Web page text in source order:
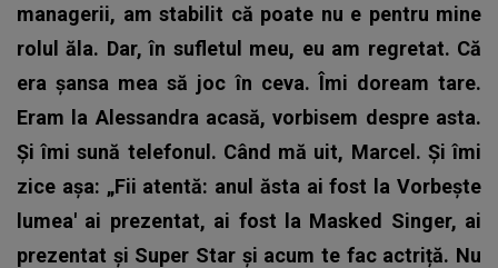
managerii, am stabilit că poate nu e pentru mine
rolul ăla. Dar, în sufletul meu, eu am regretat. Că
era șansa mea să joc în ceva. Îmi doream tare.
Eram la Alessandra acasă, vorbisem despre asta.
Și îmi sună telefonul. Când mă uit, Marcel. Și îmi
zice așa: „Fii atentă: anul ăsta ai fost la Vorbește
lumea' ai prezentat, ai fost la Masked Singer, ai
prezentat și Super Star și acum te fac actriță. Nu